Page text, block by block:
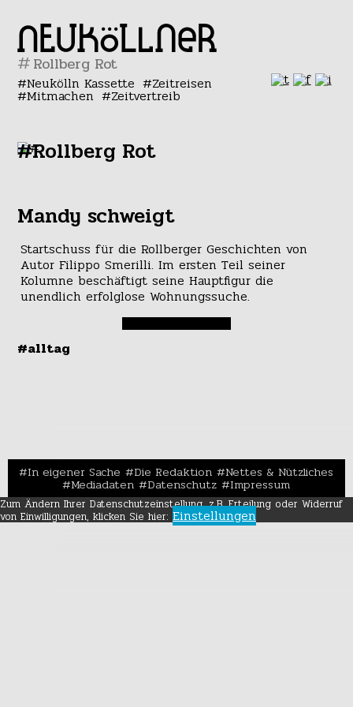
#
Neukölln Kassette Zeitreisen
Mitmachen Zeitvertreib
#Rollberg Rot
Mandy schweigt
Startschuss für die Rollberger Geschichten von
Autor Filippo Smerilli. Im ersten Teil seiner
Kolumne beschäftigt seine Hauptfigur die
unendlich erfolglose Wohnungssuche.
#alltag
In eigener Sache Die Redaktion Nettes & Nützliches
Mediadaten Datenschutz Impressum
Zum Ändern Ihrer Datenschutzeinstellung, z.B. Erteilung oder Widerruf
von Einwilligungen, klicken Sie hier: Einstellungen